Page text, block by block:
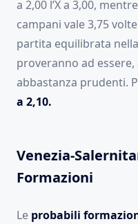
a 2,00 l’X a 3,00,
campani vale 3,75
partita equilibrata
proveranno ad
abbastanza prudenti.
a 2,10.
Venezia-
Formazioni
Le probabili